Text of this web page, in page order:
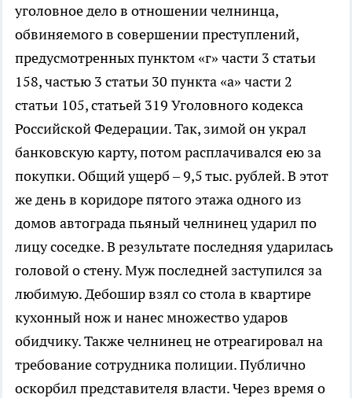
уголовное дело в отношении челнинца,
обвиняемого в совершении преступлений,
предусмотренных пунктом «г» части 3 статьи
158, частью 3 статьи 30 пункта «а» части 2
статьи 105, статьей 319 Уголовного кодекса
Российской Федерации. Так, зимой он украл
банковскую карту, потом расплачивался ею за
покупки. Общий ущерб – 9,5 тыс. рублей. В этот
же день в коридоре пятого этажа одного из
домов автограда пьяный челнинец ударил по
лицу соседке. В результате последняя ударилась
головой о стену. Муж последней заступился за
любимую. Дебошир взял со стола в квартире
кухонный нож и нанес множество ударов
обидчику. Также челнинец не отреагировал на
требование сотрудника полиции. Публично
оскорбил представителя власти. Через время о